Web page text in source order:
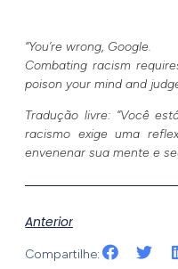
“You’re wrong, Google.
Combating racism
poison your mind and
Tradução livre: “Você
racismo exige uma
envenenar sua mente e
Anterior
Compartilhe: